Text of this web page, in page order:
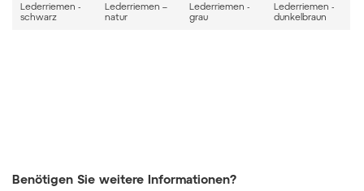
Lederriemen -
schwarz
Lederriemen –
natur
Lederriemen -
grau
Lederriemen -
dunkelbraun
Benötigen Sie weitere Informationen?